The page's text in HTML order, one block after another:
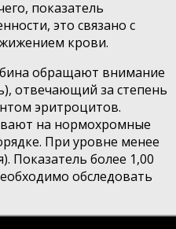
показатель
это связано с
крови.
обращают внимание
отвечающий за степень
эритроцитов.
на нормохромные
При уровне менее
Показатель более 1,00
обследовать